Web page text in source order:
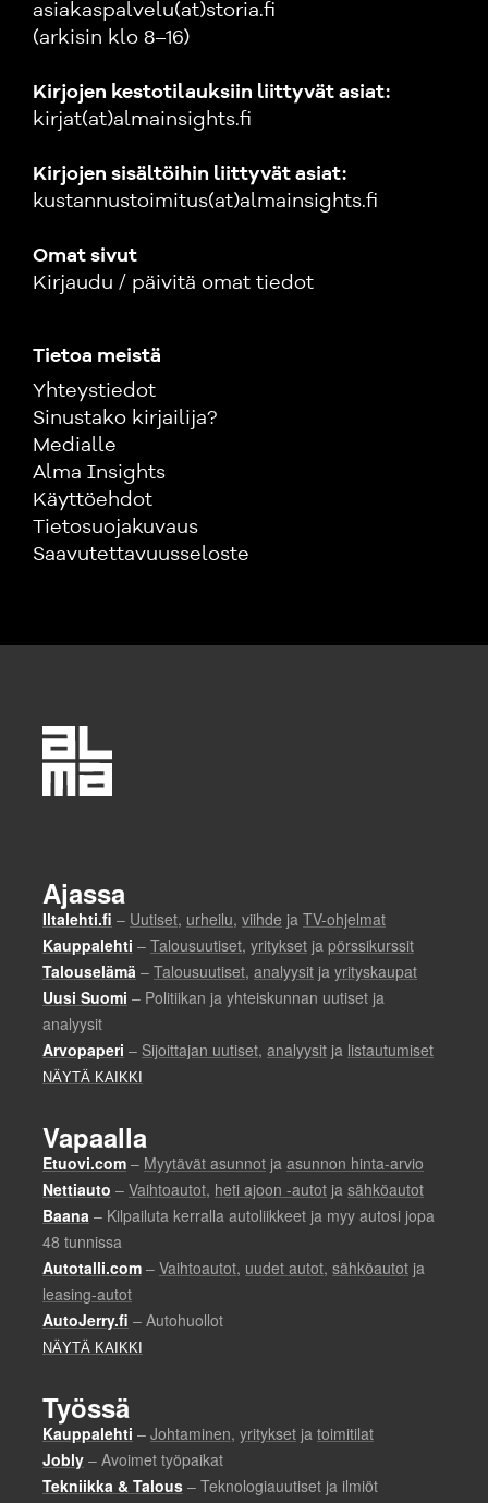
asiakaspalvelu(at)storia.fi
(arkisin klo 8–16)
Kirjojen kestotilauksiin liittyvät asiat:
kirjat(at)almainsights.fi
Kirjojen sisältöihin liittyvät asiat:
kustannustoimitus(at)almainsights.fi
Omat sivut
Kirjaudu / päivitä omat tiedot
Tietoa meistä
Yhteystiedot
Sinustako kirjailija?
Medialle
Alma Insights
Käyttöehdot
Tietosuojakuvaus
Saavutettavuusseloste